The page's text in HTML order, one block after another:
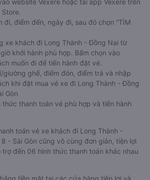
đi, điểm đến, ngày đi, sau đó chọn “TÌM
xe khách đi Long Thành - Đồng Nai từ
khởi hành phù hợp. Bấm chọn vào
muốn đi để tiến hành đặt vé.
giường ghế, điểm đón, điểm trả và nhập
khi đặt mua vé xe đi Long Thành - Đồng
Gòn
thức thanh toán vé phù hợp và tiến hành
toán vé xe khách đi Long Thành -
- Sài Gòn cũng vô cùng đơn giản, tiện lợi
trợ đến 06 hình thức thanh toán khác nhau
tiền mặt tại các cửa hàng tiện lợi và